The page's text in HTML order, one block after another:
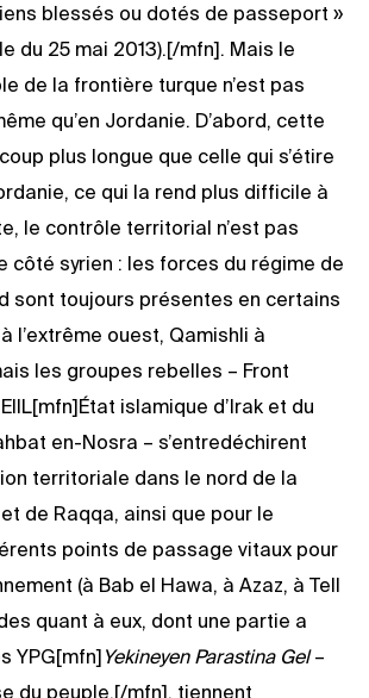
blessés ou dotés de passeport »
du 25 mai 2013).[/mfn]. Mais le
de la frontière turque n’est pas
qu’en Jordanie. D’abord, cette
plus longue que celle qui s’étire
ce qui la rend plus difficile à
le contrôle territorial n’est pas
côté syrien : les forces du régime de
sont toujours présentes en certains
l’extrême ouest, Qamishli à
les groupes rebelles – Front
islamique d’Irak et du
en-Nosra – s’entredéchirent
territoriale dans le nord de la
de Raqqa, ainsi que pour le
points de passage vitaux pour
(à Bab el Hawa, à Azaz, à Tell
quant à eux, dont une partie a
YPG[mfn] Yekineyen Parastina Gel–
du peuple.[/mfn], tiennent